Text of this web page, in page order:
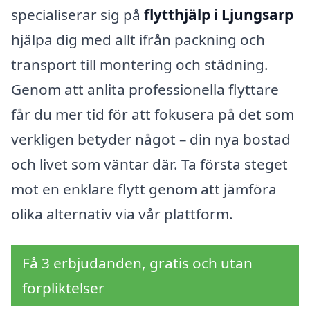
specialiserar sig på flytthjälp i Ljungsarp
hjälpa dig med allt ifrån packning och
transport till montering och städning.
Genom att anlita professionella flyttare
får du mer tid för att fokusera på det som
verkligen betyder något – din nya bostad
och livet som väntar där. Ta första steget
mot en enklare flytt genom att jämföra
olika alternativ via vår plattform.
Få 3 erbjudanden, gratis och utan
förpliktelser